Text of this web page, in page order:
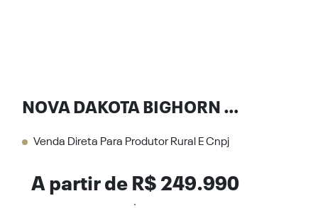
NOVA DAKOTA BIGHORN 2.2 DIESEL 26/27
Venda Direta Para Produtor Rural E Cnpj
A partir de R$ 249.990
.